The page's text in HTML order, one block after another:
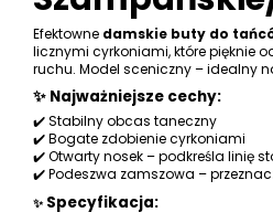
Efektowne damskie buty do
licznymi cyrkoniami, które pięknie
ruchu. Model sceniczny – idealny
✨ Najważniejsze cechy:
✔️ Stabilny obcas taneczny
✔️ Bogate zdobienie cyrkoniami
✔️ Otwarty nosek – podkreśla linię
✔️ Podeszwa zamszowa –
✨ Specyfikacja: